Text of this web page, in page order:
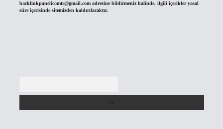
backlinkpanelicomtr@gmail.comadresine bildirmeniz halinde, ilgili içerikler yasal
süre içerisinde sitemizden kaldırılacaktır.